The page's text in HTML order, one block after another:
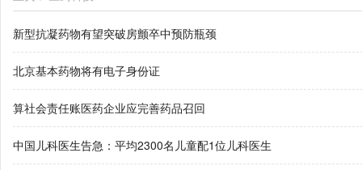
新型抗凝药物有望突破房颤卒中预防瓶颈
北京基本药物将有电子身份证
算社会责任账医药企业应完善药品召回
中国儿科医生告急：平均2300名儿童配1位儿科医生